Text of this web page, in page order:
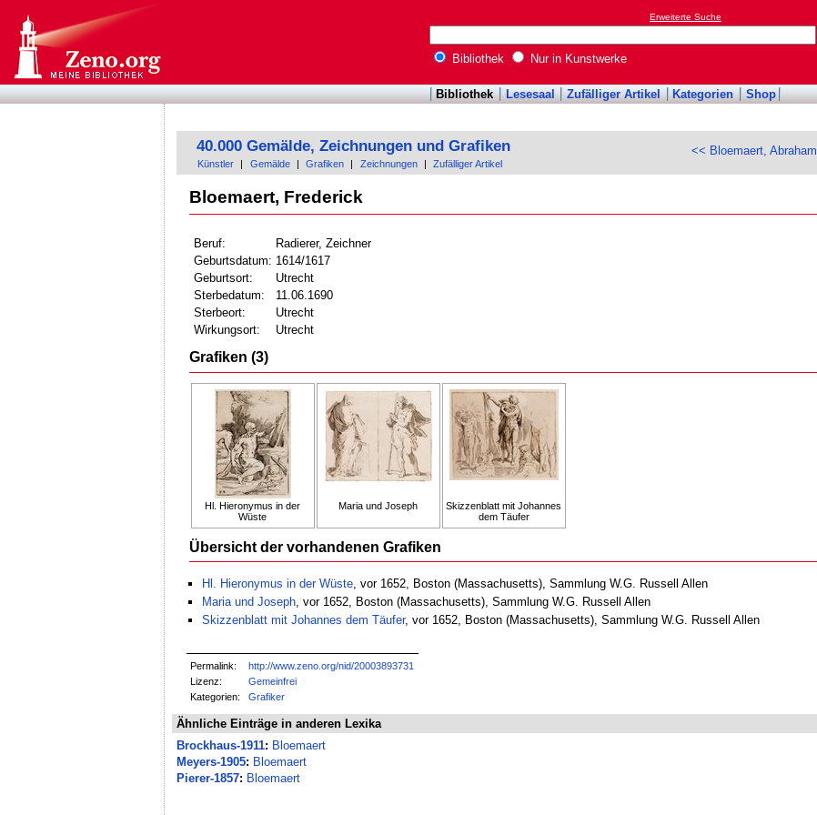
Erweiterte Suche
Bibliothek Nur in Kunstwerke
Bibliothek Lesesaal Zufälliger Artikel Kategorien Shop
<< Bloemaert, Abraham
40.000 Gemälde, Zeichnungen und Grafiken
Künstler Gemälde Grafiken Zeichnungen Zufälliger Artikel
Bloemaert, Frederick
Beruf:
Radierer, Zeichner
Geburtsdatum: 1614/1617
Geburtsort:
Utrecht
Sterbedatum:
11.06.1690
Sterbeort:
Utrecht
Wirkungsort:
Utrecht
Grafiken (3)
Hl. Hieronymus in der
Wüste
Maria und Joseph
Skizzenblatt mit Johannes
dem Täufer
Übersicht der vorhandenen Grafiken
Hl. Hieronymus in der Wüste, vor 1652, Boston (Massachusetts), Sammlung W.G. Russell Allen
Maria und Joseph, vor 1652, Boston (Massachusetts), Sammlung W.G. Russell Allen
Skizzenblatt mit Johannes dem Täufer, vor 1652, Boston (Massachusetts), Sammlung W.G. Russell Allen
Permalink:
http://www.zeno.org/nid/20003893731
Lizenz:
Gemeinfrei
Kategorien:
Grafiker
Ähnliche Einträge in anderen Lexika
Brockhaus-1911: Bloemaert
Meyers-1905: Bloemaert
Pierer-1857: Bloemaert